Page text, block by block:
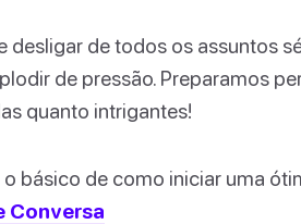
desligar de todos os assuntos
de pressão. Preparamos
quanto intrigantes!
básico de como iniciar uma
Conversa